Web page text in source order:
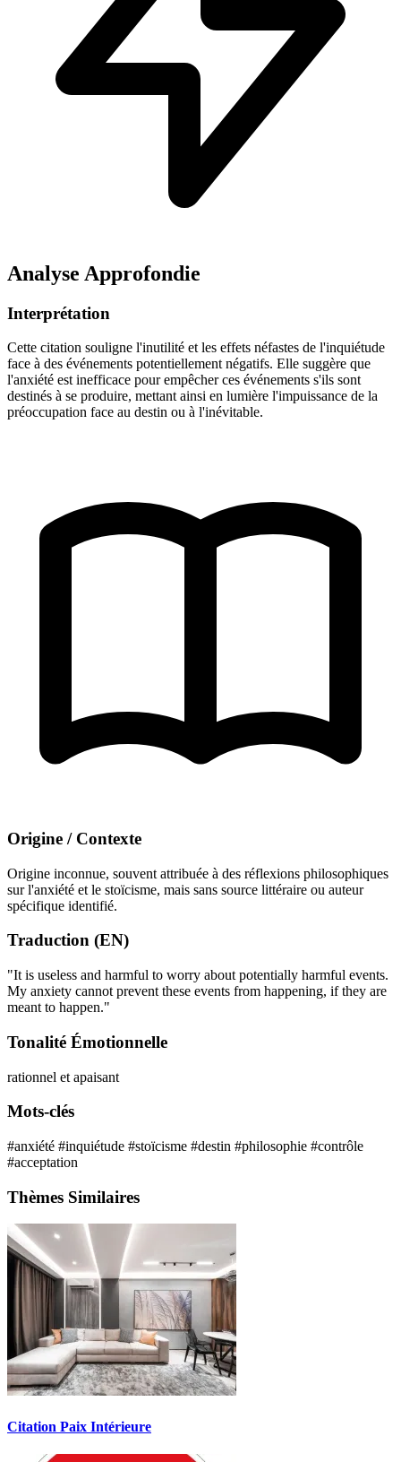
Analyse Approfondie
Interprétation
Cette citation souligne l'inutilité et les effets néfastes de l'inquiétude
face à des événements potentiellement négatifs. Elle suggère que
l'anxiété est inefficace pour empêcher ces événements s'ils sont
destinés à se produire, mettant ainsi en lumière l'impuissance de la
préoccupation face au destin ou à l'inévitable.
Origine / Contexte
Origine inconnue, souvent attribuée à des réflexions philosophiques
sur l'anxiété et le stoïcisme, mais sans source littéraire ou auteur
spécifique identifié.
Traduction (EN)
"It is useless and harmful to worry about potentially harmful events.
My anxiety cannot prevent these events from happening, if they are
meant to happen."
Tonalité Émotionnelle
rationnel et apaisant
Mots-clés
#anxiété #inquiétude #stoïcisme #destin #philosophie #contrôle
#acceptation
Thèmes Similaires
Citation Paix Intérieure